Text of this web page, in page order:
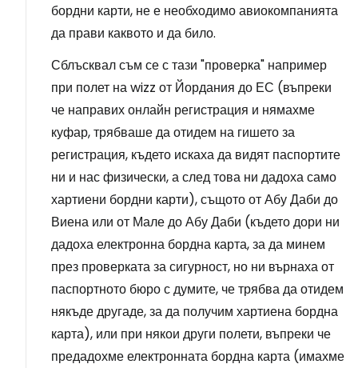
бордни карти, не е необходимо авиокомпанията
да прави каквото и да било.
Сблъсквал съм се с тази "проверка" например
при полет на wizz от Йордания до ЕС (въпреки
че направих онлайн регистрация и нямахме
куфар, трябваше да отидем на гишето за
регистрация, където искаха да видят паспортите
ни и нас физически, а след това ни дадоха само
хартиени бордни карти), същото от Абу Даби до
Виена или от Мале до Абу Даби (където дори ни
дадоха електронна бордна карта, за да минем
през проверката за сигурност, но ни върнаха от
паспортното бюро с думите, че трябва да отидем
някъде другаде, за да получим хартиена бордна
карта), или при някои други полети, въпреки че
предадохме електронната бордна карта (имахме